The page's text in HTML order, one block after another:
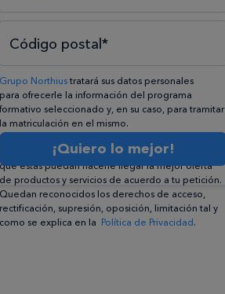
Código postal*
Grupo Northiustratará sus datos personales
para ofrecerle la información del programa
formativo seleccionado y, en su caso, para tramitar
la matriculación en el mismo.
Compartiremos su solicitud con las empresas que
conforman elGrupo Northius, con el objeto de
que éstas puedan hacerle llegar la mejor oferta
de productos y servicios de acuerdo a tu petición.
Quedan reconocidos los derechos de acceso,
rectificación, supresión, oposición, limitación tal y
como se explica en la Política de Privacidad.
¡Quiero lo mejor!